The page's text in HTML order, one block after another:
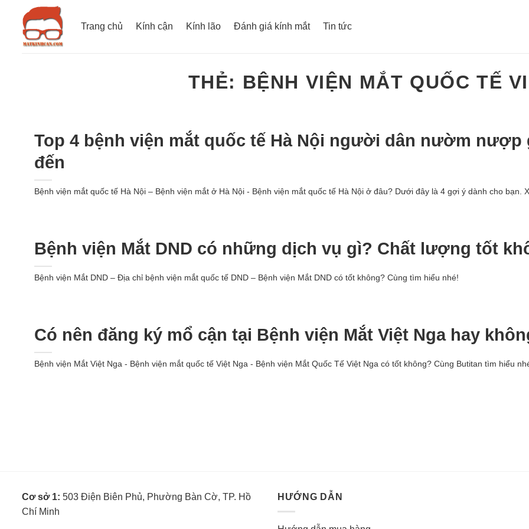
Trang chủ Kính cận Kính lão Đánh giá kính mắt Tin tức
THẺ: BỆNH VIỆN MẮT QUỐC TẾ
Top 4 bệnh viện mắt quốc tế Hà Nội người dân nườm nượp
đến
Bệnh viện mắt quốc tế Hà Nội – Bệnh viện mắt ở Hà Nội - Bệnh viện mắt quốc tế Hà Nội ở đâu? Dưới đây là 4 gợi ý dành cho bạn.
Bệnh viện Mắt DND có những dịch vụ gì? Chất lượng tốt
Bệnh viện Mắt DND – Địa chỉ bệnh viện mắt quốc tế DND – Bệnh viện Mắt DND có tốt không? Cùng tìm hiểu nhé!
Có nên đăng ký mổ cận tại Bệnh viện Mắt Việt Nga hay
Bệnh viện Mắt Việt Nga - Bệnh viện mắt quốc tế Việt Nga - Bệnh viện Mắt Quốc Tế Việt Nga có tốt không? Cùng Butitan tìm hiểu
Cơ sở 1: 503 Điện Biên Phủ, Phường Bàn Cờ, TP. Hồ
Chí Minh
HƯỚNG DẪN